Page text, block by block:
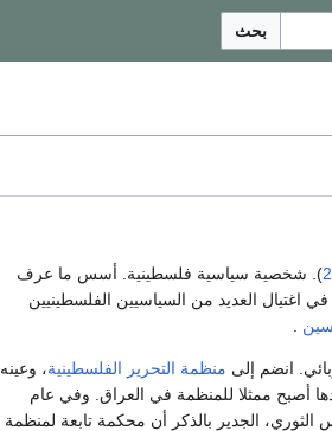
بحث
). شخصية سياسية فلسطينية. أسس ما عرف
اغتيال العديد من السياسيين الفلسطينيين
انضم إلى منظمة التحرير الفلسطينية، وعينه
بعدها أصبح ممثلا للمنظمة في العراق. وفي عام
الجدير بالذكر أن محكمة تابعة لمنظمة